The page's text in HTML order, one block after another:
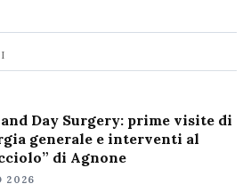
Day Surgery: prime visite di
generale e interventi al
di Agnone
2026